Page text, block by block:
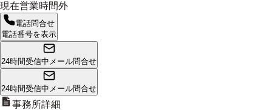
現在営業時間外
電話問合せ
電話番号を表示
24時間受信中 メール問合せ
24時間受信中 メール問合せ
事務所詳細